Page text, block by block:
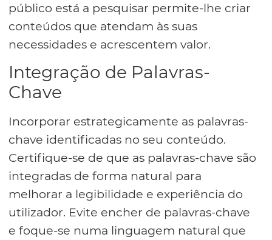
público está a pesquisar permite-lhe criar
conteúdos que atendam às suas
necessidades e acrescentem valor.
Integração de Palavras-
Chave
Incorporar estrategicamente as palavras-
chave identificadas no seu conteúdo.
Certifique-se de que as palavras-chave são
integradas de forma natural para
melhorar a legibilidade e experiência do
utilizador. Evite encher de palavras-chave
e foque-se numa linguagem natural que